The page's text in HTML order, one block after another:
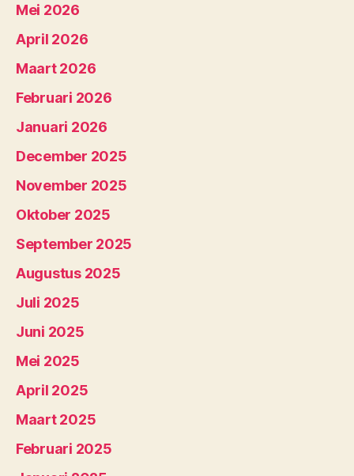
Mei 2026
April 2026
Maart 2026
Februari 2026
Januari 2026
December 2025
November 2025
Oktober 2025
September 2025
Augustus 2025
Juli 2025
Juni 2025
Mei 2025
April 2025
Maart 2025
Februari 2025